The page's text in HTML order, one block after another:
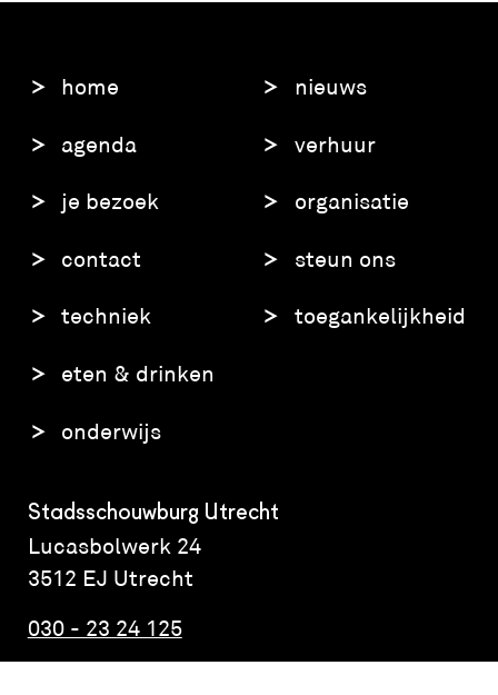
home
agenda
je bezoek
contact
techniek
eten & drinken
onderwijs
nieuws
verhuur
organisatie
steun ons
toegankelijkheid
Stadsschouwburg Utrecht
Lucasbolwerk 24
3512 EJ Utrecht
030 - 23 24 125